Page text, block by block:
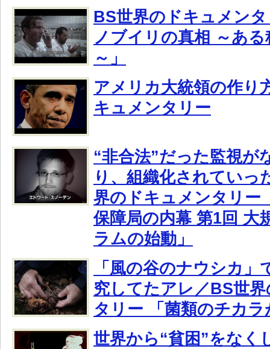
BS世界のドキュメン
ノブイリの真相 ～あ
～」
アメリカ大統領の作り
キュメンタリー
“非合法”だった監視が
り、組織化されていっ
界のドキュメンタリー
保障局の内幕 第1回 大
ラムの始動」
「風の谷のナウシカ」
究してたアレ／BS世
タリー 「菌類のチカ
世界から“貧困”をなく